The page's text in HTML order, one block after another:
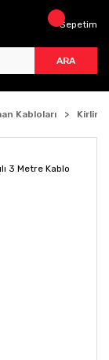
ARA
Sepetim
Kabloları Kirlin